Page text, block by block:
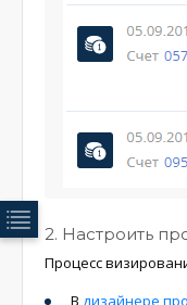
2. Настроить
Процесс
В дизайнере